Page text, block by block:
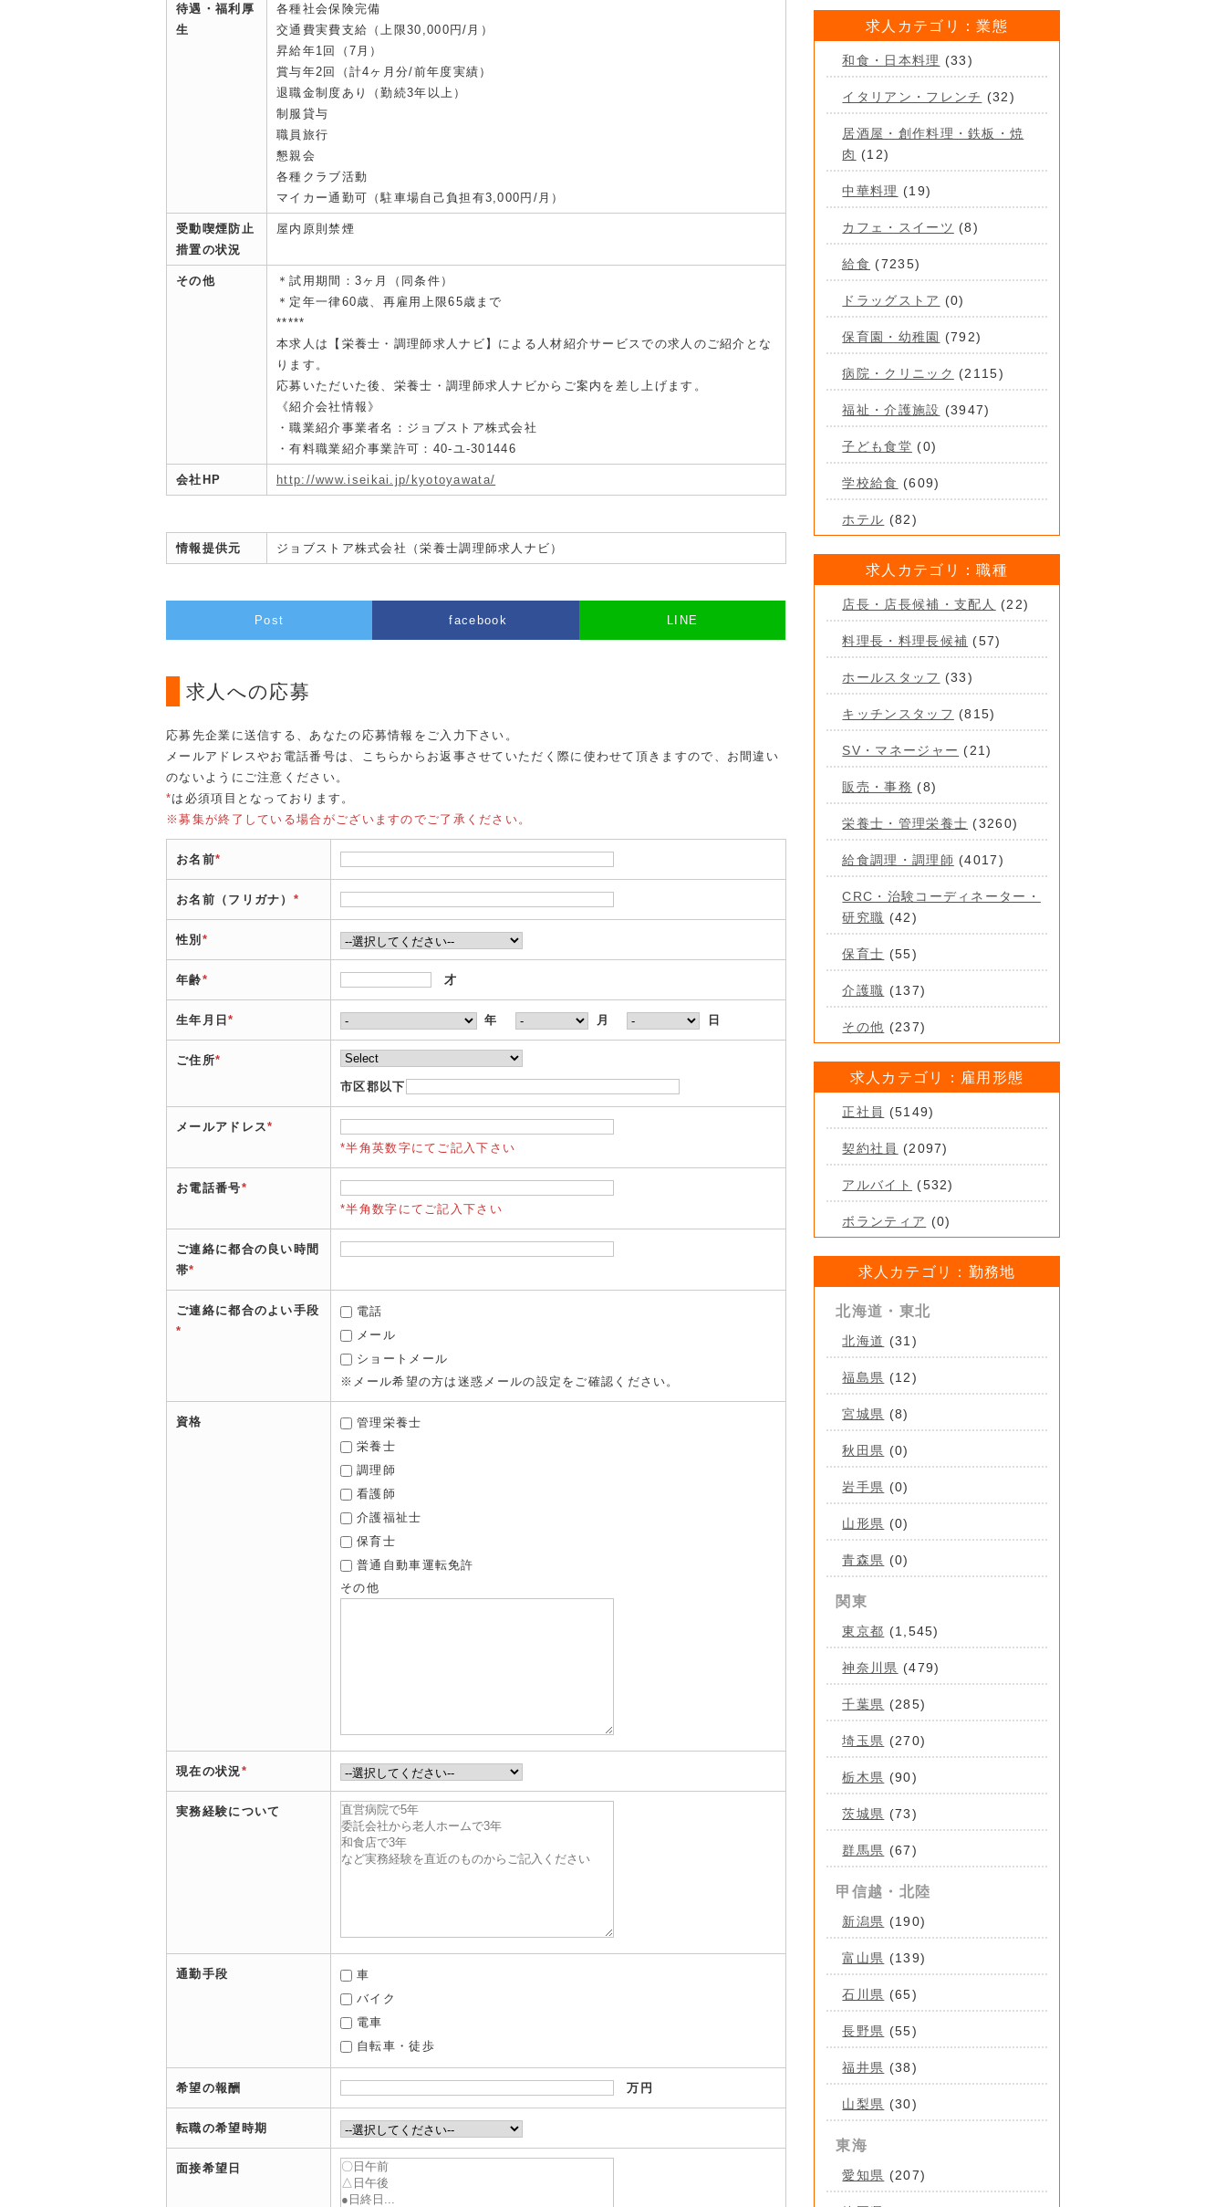
待遇・福利厚
生
各種社会保険完備
交通費実費支給（上限30,000円/月）
昇給年1回（7月）
賞与年2回（計4ヶ月分/前年度実績）
退職金制度あり（勤続3年以上）
制服貸与
職員旅行
懇親会
各種クラブ活動
マイカー通勤可（駐車場自己負担有3,000円/月）
受動喫煙防止
措置の状況
屋内原則禁煙
その他
＊試用期間：3ヶ月（同条件）
＊定年一律60歳、再雇用上限65歳まで
*****
本求人は【栄養士・調理師求人ナビ】による人材紹介サービスでの求人のご紹介とな
ります。
応募いただいた後、栄養士・調理師求人ナビからご案内を差し上げます。
《紹介会社情報》
・職業紹介事業者名：ジョブストア株式会社
・有料職業紹介事業許可：40-ユ-301446
会社HP http://www.iseikai.jp/kyotoyawata/
情報提供元 ジョブストア株式会社（栄養士調理師求人ナビ）
Post facebook LINE
求人への応募
応募先企業に送信する、あなたの応募情報をご入力下さい。
メールアドレスやお電話番号は、こちらからお返事させていただく際に使わせて頂きますので、お間違い
のないようにご注意ください。
*は必須項目となっております。
※募集が終了している場合がございますのでご了承ください。
お名前*
お名前（フリガナ） *
性別 *
年齢* 才
生年月日* 年 月 日
ご住所*
市区郡以下
メールアドレス*
*半角英数字にてご記入下さい
お電話番号*
*半角数字にてご記入下さい
ご連絡に都合の良い時間
帯*
ご連絡に都合のよい手段
*
電話
メール
ショートメール
※メール希望の方は迷惑メールの設定をご確認ください。
資格
管理栄養士
栄養士
調理師
看護師
介護福祉士
保育士
普通自動車運転免許
その他
現在の状況*
実務経験について
通勤手段
車
バイク
電車
自転車・徒歩
希望の報酬 万円
転職の希望時期
面接希望日
求人カテゴリ：業態
和食・日本料理 (33)
イタリアン・フレンチ (32)
居酒屋・創作料理・鉄板・焼
肉 (12)
中華料理 (19)
カフェ・スイーツ (8)
給食 (7235)
ドラッグストア (0)
保育園・幼稚園 (792)
病院・クリニック (2115)
福祉・介護施設 (3947)
子ども食堂 (0)
学校給食 (609)
ホテル (82)
求人カテゴリ：職種
店長・店長候補・支配人 (22)
料理長・料理長候補 (57)
ホールスタッフ (33)
キッチンスタッフ (815)
SV・マネージャー (21)
販売・事務 (8)
栄養士・管理栄養士 (3260)
給食調理・調理師 (4017)
CRC・治験コーディネーター・
研究職 (42)
保育士 (55)
介護職 (137)
その他 (237)
求人カテゴリ：雇用形態
正社員 (5149)
契約社員 (2097)
アルバイト (532)
ボランティア (0)
求人カテゴリ：勤務地
北海道・東北
北海道 (31)
福島県 (12)
宮城県 (8)
秋田県 (0)
岩手県 (0)
山形県 (0)
青森県 (0)
関東
東京都 (1,545)
神奈川県 (479)
千葉県 (285)
埼玉県 (270)
栃木県 (90)
茨城県 (73)
群馬県 (67)
甲信越・北陸
新潟県 (190)
富山県 (139)
石川県 (65)
長野県 (55)
福井県 (38)
山梨県 (30)
東海
愛知県 (207)